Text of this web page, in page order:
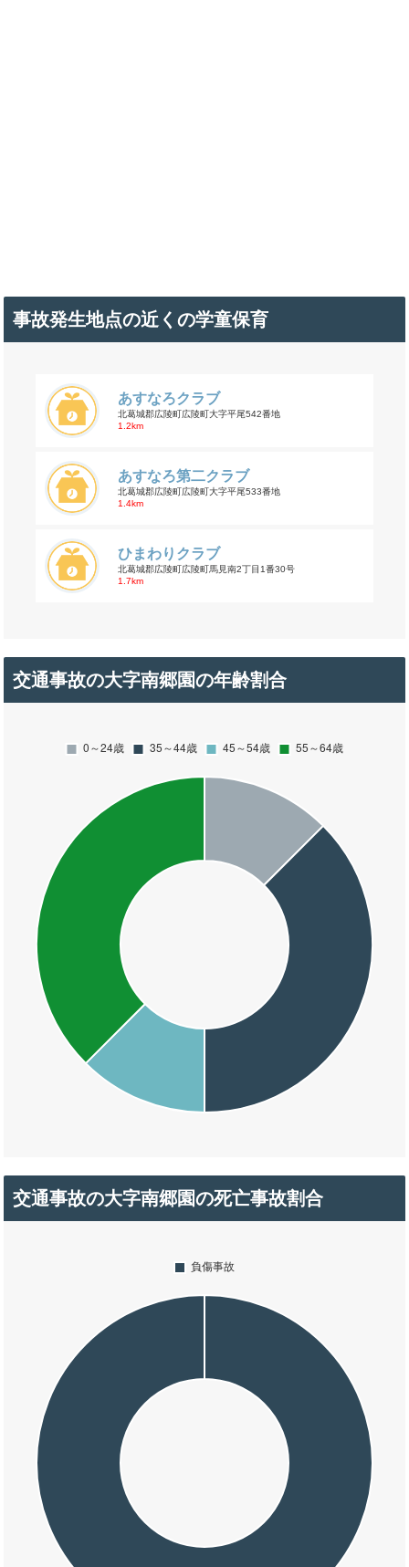
事故発生地点の近くの学童保育
あすなろクラブ
北葛城郡広陵町広陵町大字平尾542番地
1.2km
あすなろ第二クラブ
北葛城郡広陵町広陵町大字平尾533番地
1.4km
ひまわりクラブ
北葛城郡広陵町広陵町馬見南2丁目1番30号
1.7km
交通事故の大字南郷園の年齢割合
交通事故の大字南郷園の死亡事故割合